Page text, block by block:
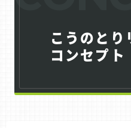
こうのとり
コンセプト